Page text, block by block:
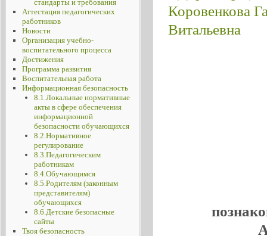
стандарты и требования
Аттестация педагогических
работников
Новости
Организация учебно-
воспитательного процесса
Достижения
Программа развития
Воспитательная работа
Информационная безопасность
8.1.Локальные нормативные
акты в сфере обеспечения
информационной
безопасности обучающихся
8.2.Нормативное
регулирование
8.3.Педагогическим
работникам
8.4.Обучающимся
8.5.Родителям (законным
представителям)
обучающихся
8.6.Детские безопасные
сайты
Твоя безопасность